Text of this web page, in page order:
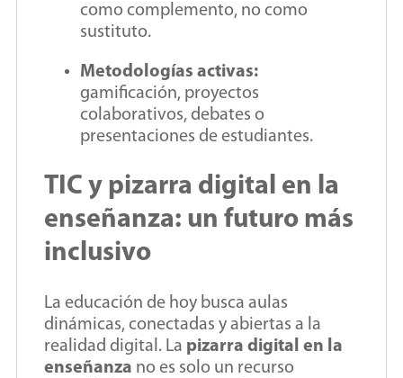
como complemento, no como
sustituto.
Metodologías activas:
gamificación, proyectos
colaborativos, debates o
presentaciones de estudiantes.
TIC y pizarra digital en la
enseñanza: un futuro más
inclusivo
La educación de hoy busca aulas
dinámicas, conectadas y abiertas a la
realidad digital. La pizarra digital en la
enseñanza no es solo un recurso